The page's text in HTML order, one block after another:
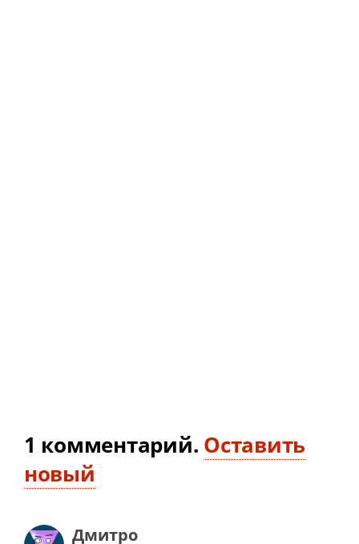
1 комментарий. Оставить
новый
Дмитро